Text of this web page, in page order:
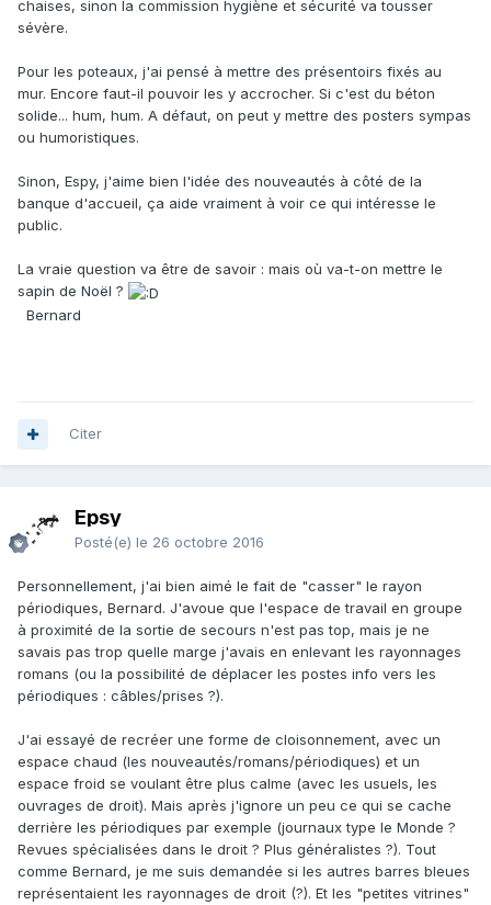
chaises, sinon la commission hygiène et sécurité va tousser
sévère.
Pour les poteaux, j'ai pensé à mettre des présentoirs fixés au
mur. Encore faut-il pouvoir les y accrocher. Si c'est du béton
solide... hum, hum. A défaut, on peut y mettre des posters sympas
ou humoristiques.
Sinon, Espy, j'aime bien l'idée des nouveautés à côté de la
banque d'accueil, ça aide vraiment à voir ce qui intéresse le
public.
La vraie question va être de savoir : mais où va-t-on mettre le
sapin de Noël ?
Bernard
Citer
Epsy
Posté(e) le 26 octobre 2016
Personnellement, j'ai bien aimé le fait de "casser" le rayon
périodiques, Bernard. J'avoue que l'espace de travail en groupe
à proximité de la sortie de secours n'est pas top, mais je ne
savais pas trop quelle marge j'avais en enlevant les rayonnages
romans (ou la possibilité de déplacer les postes info vers les
périodiques : câbles/prises ?).
J'ai essayé de recréer une forme de cloisonnement, avec un
espace chaud (les nouveautés/romans/périodiques) et un
espace froid se voulant être plus calme (avec les usuels, les
ouvrages de droit). Mais après j'ignore un peu ce qui se cache
derrière les périodiques par exemple (journaux type le Monde ?
Revues spécialisées dans le droit ? Plus généralistes ?). Tout
comme Bernard, je me suis demandée si les autres barres bleues
représentaient les rayonnages de droit (?). Et les "petites vitrines"